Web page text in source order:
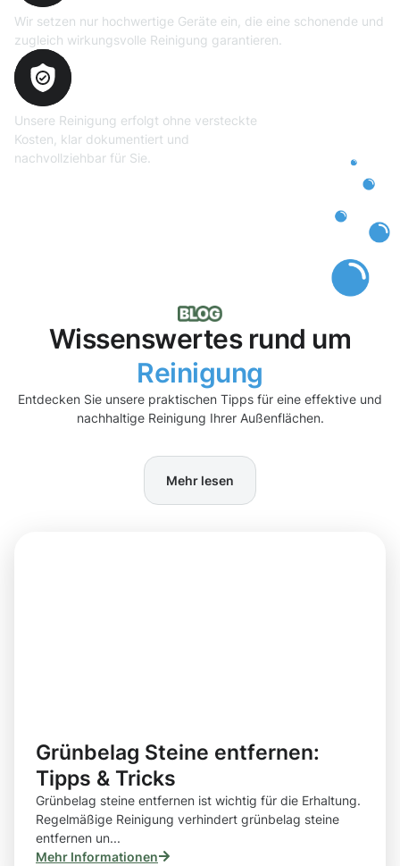
Wir setzen nur hochwertige Geräte ein, die eine schonende und
zugleich wirkungsvolle Reinigung garantieren.
Unsere Reinigung erfolgt ohne versteckte
Kosten, klar dokumentiert und
nachvollziehbar für Sie.
Wissenswertes rund um
Reinigung
Entdecken Sie unsere praktischen Tipps für eine effektive und
nachhaltige Reinigung Ihrer Außenflächen.
Mehr lesen
Grünbelag Steine entfernen:
Tipps & Tricks
Grünbelag steine entfernen ist wichtig für die Erhaltung.
Regelmäßige Reinigung verhindert grünbelag steine
entfernen un...
Mehr Informationen